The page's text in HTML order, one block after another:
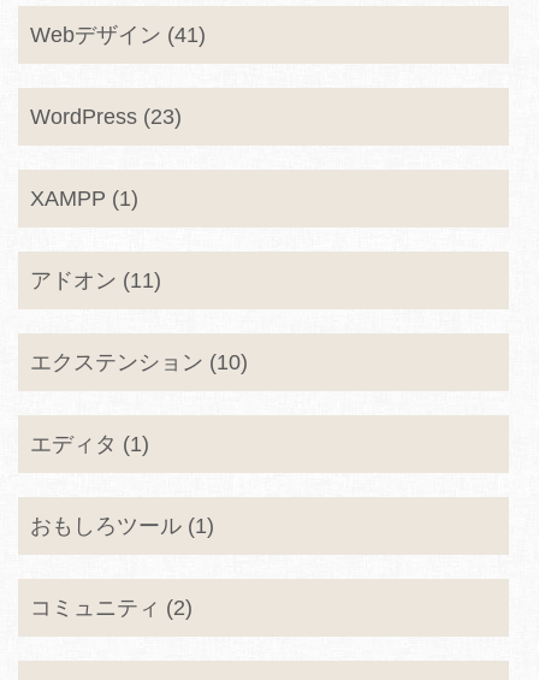
Webデザイン (41)
WordPress (23)
XAMPP (1)
アドオン (11)
エクステンション (10)
エディタ (1)
おもしろツール (1)
コミュニティ (2)